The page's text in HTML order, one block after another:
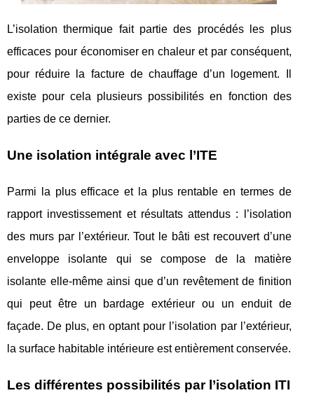
L’isolation thermique fait partie des procédés les plus
efficaces pour économiser en chaleur et par conséquent,
pour réduire la facture de chauffage d’un logement. Il
existe pour cela plusieurs possibilités en fonction des
parties de ce dernier.
Une isolation intégrale avec l’ITE
Parmi la plus efficace et la plus rentable en termes de
rapport investissement et résultats attendus : l’isolation
des murs par l’extérieur. Tout le bâti est recouvert d’une
enveloppe isolante qui se compose de la matière
isolante elle-même ainsi que d’un revêtement de finition
qui peut être un bardage extérieur ou un enduit de
façade. De plus, en optant pour l’isolation par l’extérieur,
la surface habitable intérieure est entièrement conservée.
Les différentes possibilités par l’isolation ITI